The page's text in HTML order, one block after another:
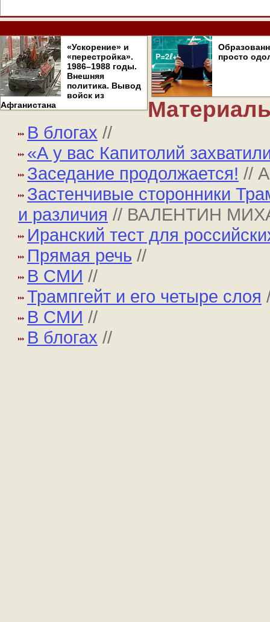
«Ускорение» и
«перестройка».
1986–1988 годы.
Внешняя
политика. Вывод
войск из
Афганистана
просто
В блогах //
«А у вас Капитолий
Заседание продолжается! //
Застенчивые сторонники
и различия // ВАЛЕНТИН
Иранский тест для
Прямая речь //
В СМИ //
Трампгейт и его четыре слоя
В СМИ //
В блогах //